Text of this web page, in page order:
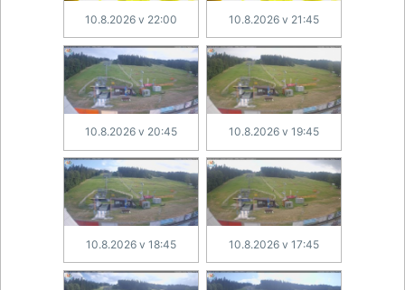
10.8.2026 v 22:00 10.8.2026 v 21:45
10.8.2026 v 20:45 10.8.2026 v 19:45
10.8.2026 v 18:45 10.8.2026 v 17:45